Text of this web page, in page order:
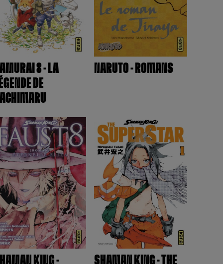
8 - LA
DE
NARUTO - ROMANS
KING -
SHAMAN KING - THE